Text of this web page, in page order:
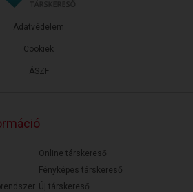
ÁSZF
Adatvédelem
Cookiek
Online társkereső
Fényképes társkereső
Új társkereső